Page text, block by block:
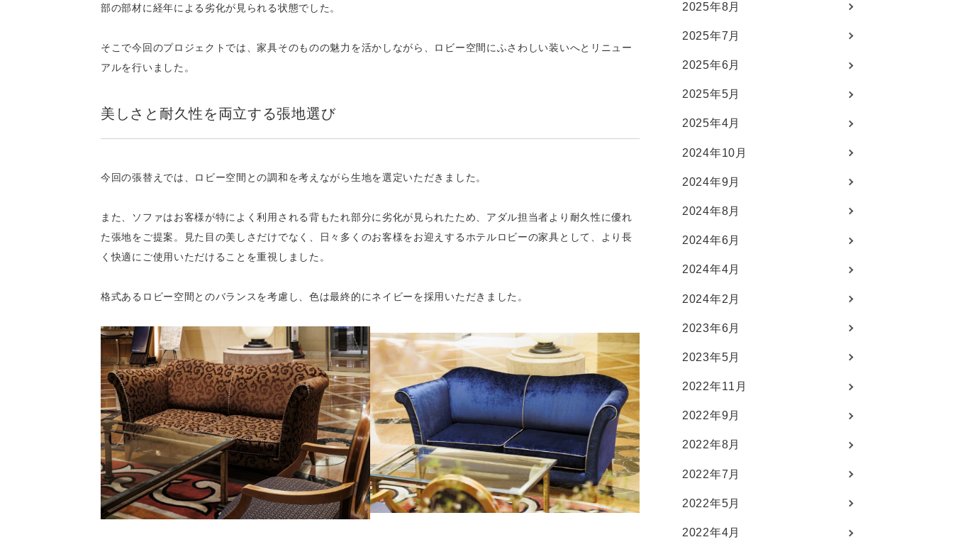
部の部材に経年による劣化が見られる状態でした。
そこで今回のプロジェクトでは、家具そのものの魅力を活かしながら、ロビー空間にふさわしい装いへとリニュー
アルを行いました。
美しさと耐久性を両立する張地選び
今回の張替えでは、ロビー空間との調和を考えながら生地を選定いただきました。
また、ソファはお客様が特によく利用される背もたれ部分に劣化が見られたため、アダル担当者より耐久性に優れ
た張地をご提案。見た目の美しさだけでなく、日々多くのお客様をお迎えするホテルロビーの家具として、より長
く快適にご使用いただけることを重視しました。
格式あるロビー空間とのバランスを考慮し、色は最終的にネイビーを採用いただきました。
2025年8月
2025年7月
2025年6月
2025年5月
2025年4月
2024年10月
2024年9月
2024年8月
2024年6月
2024年4月
2024年2月
2023年6月
2023年5月
2022年11月
2022年9月
2022年8月
2022年7月
2022年5月
2022年4月